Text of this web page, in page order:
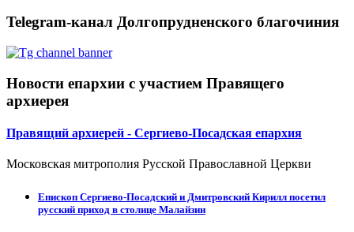
Telegram-канал Долгопрудненского благочиния
Новости епархии с участием Правящего
архиерея
Правящий архиерей - Сергиево-Посадская епархия
Московская митрополия Русской Православной Церкви
Епископ Сергиево-Посадский и Дмитровский Кирилл посетил
русский приход в столице Малайзии